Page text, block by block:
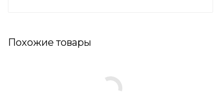
Похожие товары